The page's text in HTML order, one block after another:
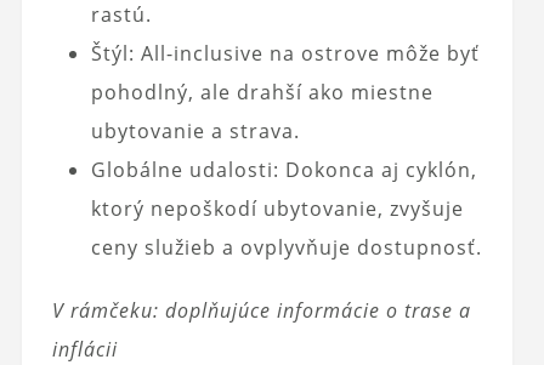
rastú.
Štýl: All-inclusive na ostrove môže byť
pohodlný, ale drahší ako miestne
ubytovanie a strava.
Globálne udalosti: Dokonca aj cyklón,
ktorý nepoškodí ubytovanie, zvyšuje
ceny služieb a ovplyvňuje dostupnosť.
V rámčeku: doplňujúce informácie o trase a
inflácii